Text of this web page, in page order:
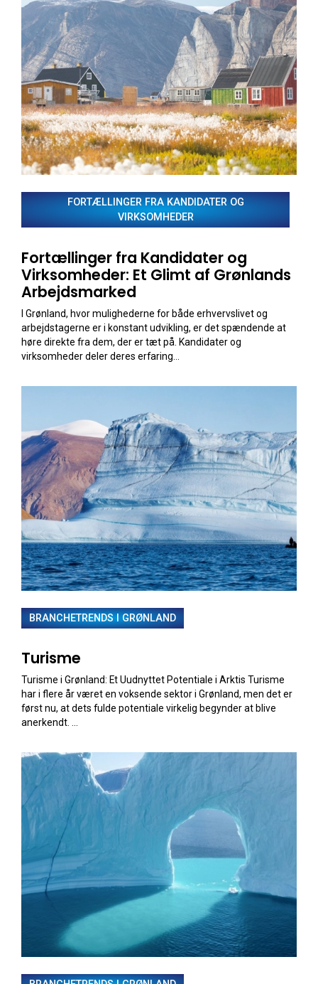
FORTÆLLINGER FRA KANDIDATER OG
VIRKSOMHEDER
Fortællinger fra Kandidater og
Virksomheder: Et Glimt af Grønlands
Arbejdsmarked
I Grønland, hvor mulighederne for både erhvervslivet og
arbejdstagerne er i konstant udvikling, er det spændende at
høre direkte fra dem, der er tæt på. Kandidater og
virksomheder deler deres erfaring...
BRANCHETRENDS I GRØNLAND
Turisme
Turisme i Grønland: Et Uudnyttet Potentiale i Arktis Turisme
har i flere år været en voksende sektor i Grønland, men det er
først nu, at dets fulde potentiale virkelig begynder at blive
anerkendt. ...